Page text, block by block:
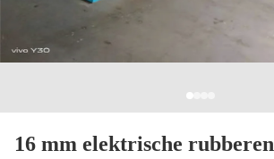
16 mm elektrische rubberen